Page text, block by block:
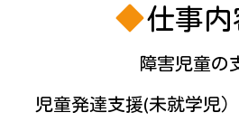
仕事
障害児童の
児童発達支援(未就学児